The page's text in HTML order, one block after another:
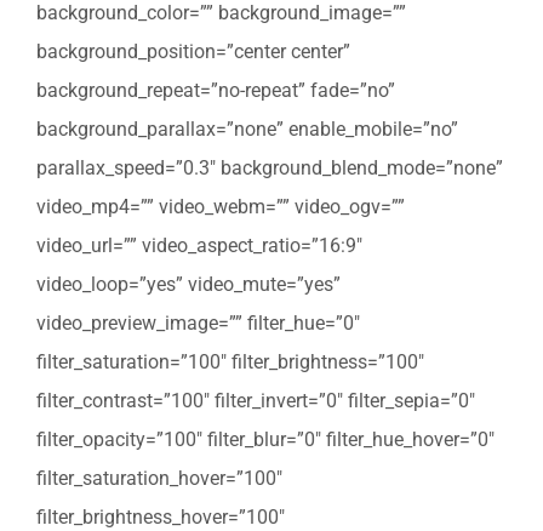
background_color=”” background_image=””
background_position=”center center”
background_repeat=”no-repeat” fade=”no”
background_parallax=”none” enable_mobile=”no”
parallax_speed=”0.3″ background_blend_mode=”none”
video_mp4=”” video_webm=”” video_ogv=””
video_url=”” video_aspect_ratio=”16:9″
video_loop=”yes” video_mute=”yes”
video_preview_image=”” filter_hue=”0″
filter_saturation=”100″ filter_brightness=”100″
filter_contrast=”100″ filter_invert=”0″ filter_sepia=”0″
filter_opacity=”100″ filter_blur=”0″ filter_hue_hover=”0″
filter_saturation_hover=”100″
filter_brightness_hover=”100″